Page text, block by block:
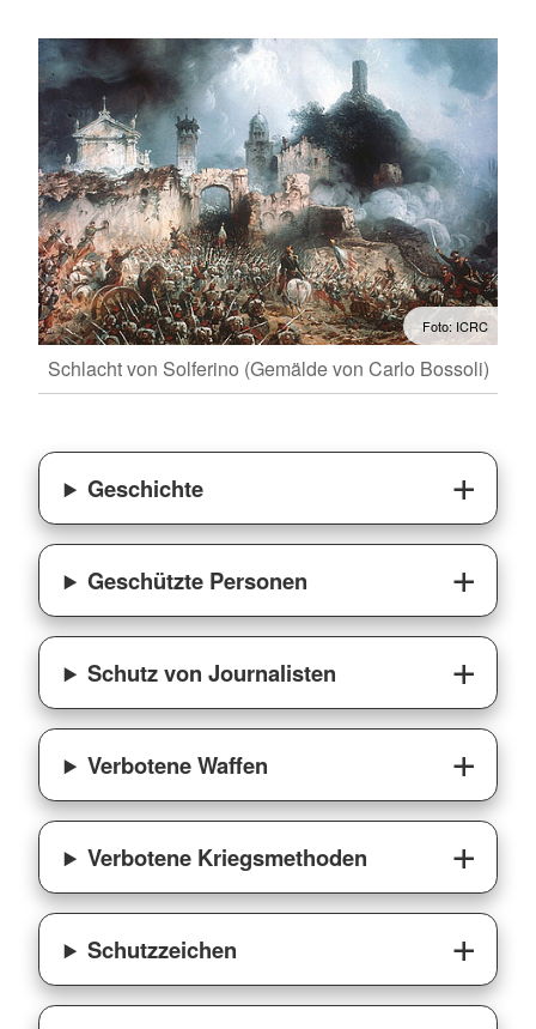
Foto: ICRC
Schlacht von Solferino (Gemälde von Carlo Bossoli)
Geschichte
Geschützte Personen
Schutz von Journalisten
Verbotene Waffen
Verbotene Kriegsmethoden
Schutzzeichen